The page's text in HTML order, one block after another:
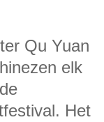
Qu Yuan
elk
Het